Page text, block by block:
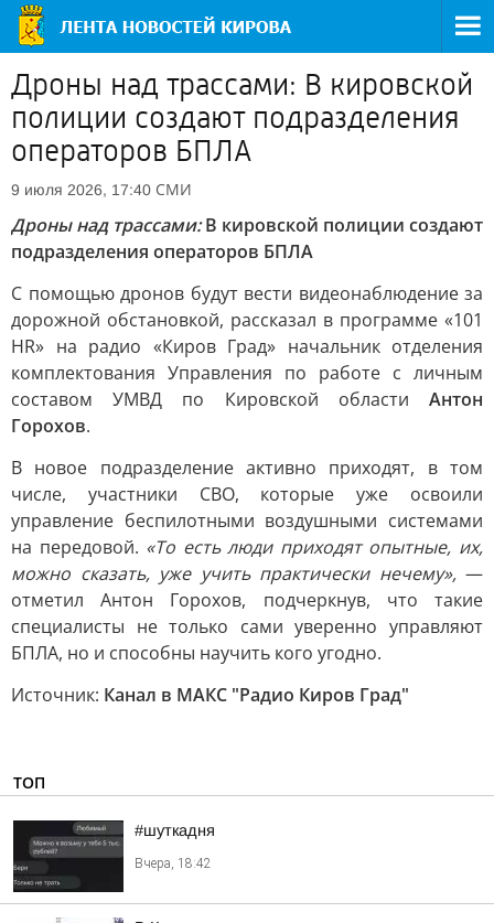
Дроны над трассами: В кировской
полиции создают подразделения
операторов БПЛА
9 июля 2026, 17:40 СМИ
Дроны над трассами:В кировской полиции создают
подразделения операторов БПЛА
С помощью дронов будут вести видеонаблюдение за
дорожной обстановкой, рассказал в программе «101
HR» на радио «Киров Град» начальник отделения
комплектования Управления по работе с личным
составом УМВД по Кировской области Антон
Горохов.
В новое подразделение активно приходят, в том
числе, участники СВО, которые уже освоили
управление беспилотными воздушными системами
на передовой. «То есть люди приходят опытные, их,
можно сказать, уже учить практически нечему», —
отметил Антон Горохов, подчеркнув, что такие
специалисты не только сами уверенно управляют
БПЛА, но и способны научить кого угодно.
Источник: Канал в МАКС "Радио Киров Град"
ТОП
#шуткадня
Вчера, 18:42